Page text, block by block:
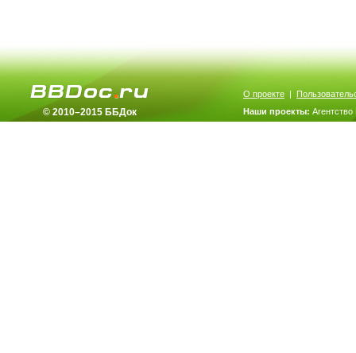
© 2010–2015 ББДок
О проекте |
Наши проекты: